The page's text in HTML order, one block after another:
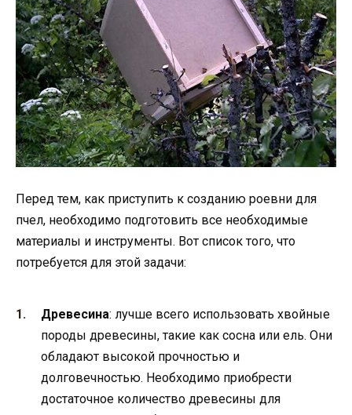
Перед тем, как приступить к созданию роевни для
пчел, необходимо подготовить все необходимые
материалы и инструменты. Вот список того, что
потребуется для этой задачи:
Древесина: лучше всего использовать хвойные
породы древесины, такие как сосна или ель. Они
обладают высокой прочностью и
долговечностью. Необходимо приобрести
достаточное количество древесины для